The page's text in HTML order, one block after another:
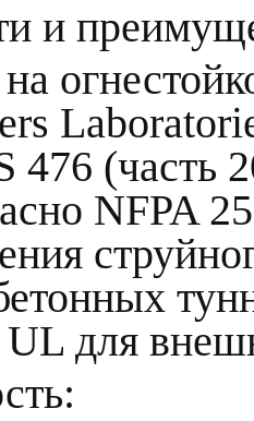
и
(часть
NFPA
для